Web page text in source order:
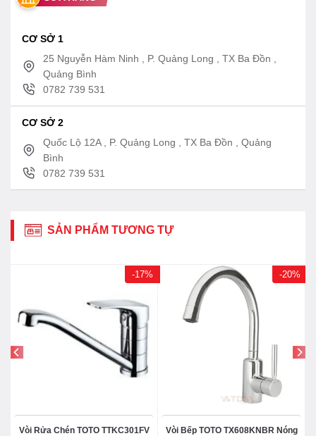
CƠ SỞ 1
25 Nguyễn Hàm Ninh , P. Quảng Long , TX Ba Đồn ,
Quảng Bình
0782 739 531
CƠ SỞ 2
Quốc Lộ 12A , P. Quảng Long , TX Ba Đồn , Quảng
Bình
0782 739 531
SẢN PHẨM TƯƠNG TỰ
-17%
Vòi Rửa Chén TOTO TTKC301FV
-20%
Vòi Bếp TOTO TX608KNBR Nóng